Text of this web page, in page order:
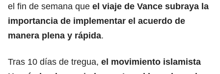
el fin de semana que el viaje de Vance subraya la
importancia de implementar el acuerdo de
manera plena y rápida.
Tras 10 días de tregua, el movimiento islamista